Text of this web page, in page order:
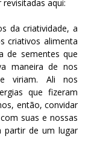
aqui:
da criatividade, a
criativos alimenta
de sementes que
maneira de nos
viriam. Ali nos
que fizeram
então, convidar
suas e nossas
partir de um lugar